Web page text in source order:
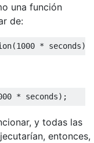
una función
de:
(1000 * seconds);
* seconds);
y todas las
entonces,